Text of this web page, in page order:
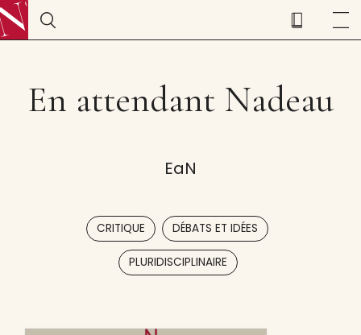
En attendant Nadeau
EaN
CRITIQUE DÉBATS ET IDÉES
PLURIDISCIPLINAIRE